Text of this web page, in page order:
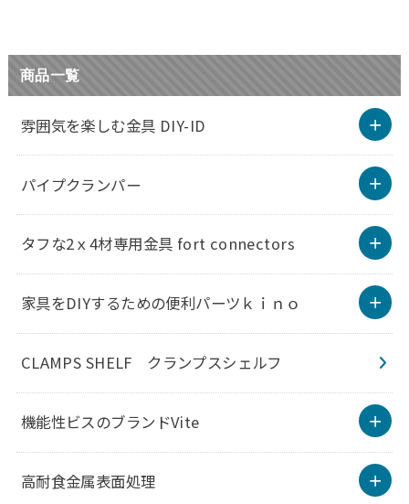
商品一覧
雰囲気を楽しむ金具 DIY-ID
パイプクランパー
タフな2ｘ4材専用金具 fort connectors
家具をDIYするための便利パーツｋｉｎｏ
CLAMPS SHELF クランプスシェルフ
機能性ビスのブランドVite
高耐食金属表面処理